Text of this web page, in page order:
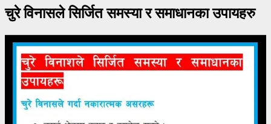
चुरे विनासले सिर्जित समस्या र समाधानका उपायहरु